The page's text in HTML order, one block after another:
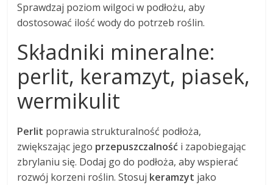
Sprawdzaj poziom wilgoci w podłożu, aby
dostosować ilość wody do potrzeb roślin.
Składniki mineralne:
perlit, keramzyt, piasek,
wermikulit
Perlit poprawia strukturalność podłoża,
zwiększając jego przepuszczalność i zapobiegając
zbrylaniu się. Dodaj go do podłoża, aby wspierać
rozwój korzeni roślin. Stosuj keramzyt jako